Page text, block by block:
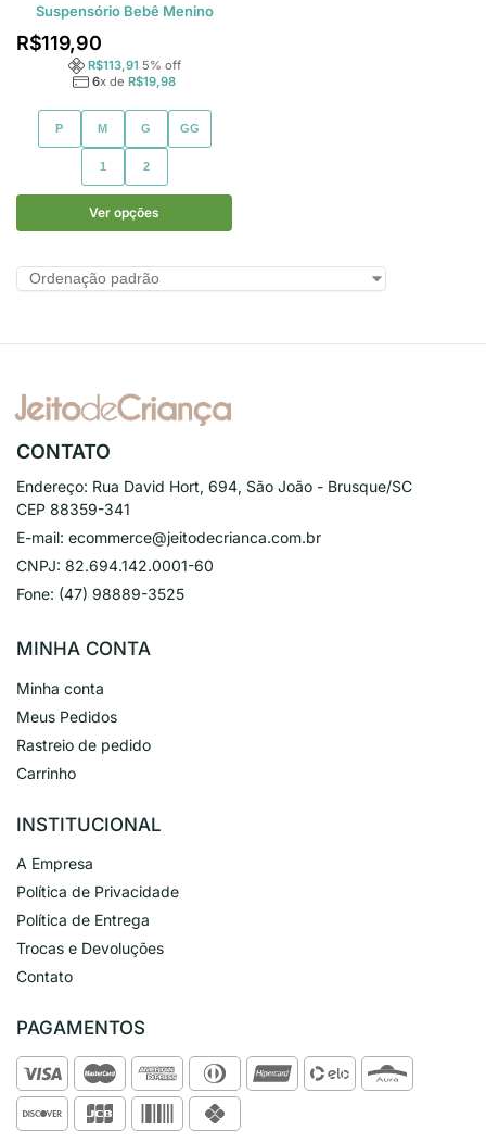
Suspensório Bebê Menino
R$119,90
R$113,91 5% off
6x de R$19,98
P M G GG
1 2
Ver opções
CONTATO
Endereço: Rua David Hort, 694, São João - Brusque/SC
CEP 88359-341
E-mail: ecommerce@jeitodecrianca.com.br
CNPJ: 82.694.142.0001-60
Fone: (47) 98889-3525
MINHA CONTA
Minha conta
Meus Pedidos
Rastreio de pedido
Carrinho
INSTITUCIONAL
A Empresa
Política de Privacidade
Política de Entrega
Trocas e Devoluções
Contato
PAGAMENTOS